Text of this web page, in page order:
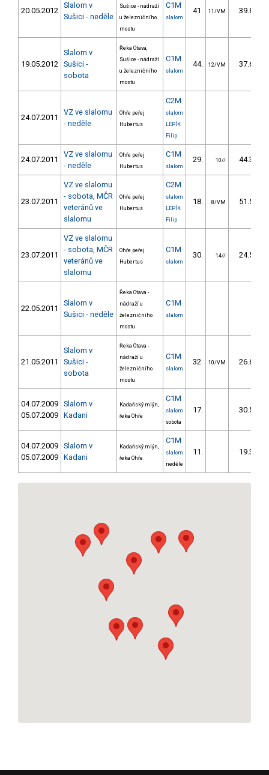
20.05.2012
Slalom v
Sušici - neděle
Sušice - nádraží
u železničního
mostu
C1M
slalom
41. 11/VM 39.80
19.05.2012
Slalom v
Sušici -
sobota
Řeka Otava,
Sušice - nádraží
u železničního
mostu
C1M
slalom
44. 12/VM 37.60
24.07.2011
VZ ve slalomu
- neděle
Ohře peřej
Hubertus
C2M
slalom
LEPÍK
Filip
24.07.2011
VZ ve slalomu
- neděle
Ohře peřej
Hubertus
C1M
slalom
29. 10// 44.35
23.07.2011
VZ ve slalomu
- sobota, MČR
veteránů ve
slalomu
Ohře peřej
Hubertus
C2M
slalom
LEPÍK
Filip
18. 8/VM 51.57
23.07.2011
VZ ve slalomu
- sobota, MČR
veteránů ve
slalomu
Ohře peřej
Hubertus
C1M
slalom
30. 14// 24.54
22.05.2011
Slalom v
Sušici - neděle
Řeka Otava -
nádraží u
železničního
mostu
C1M
slalom
21.05.2011
Slalom v
Sušici -
sobota
Řeka Otava -
nádraží u
železničního
mostu
C1M
slalom
32. 10/VM 26.60
04.07.2009
05.07.2009
Slalom v
Kadani
Kadaňský mlýn,
řeka Ohře
C1M
slalom
sobota
17. 30.50
04.07.2009
05.07.2009
Slalom v
Kadani
Kadaňský mlýn,
řeka Ohře
C1M
slalom
neděle
11. 19.30